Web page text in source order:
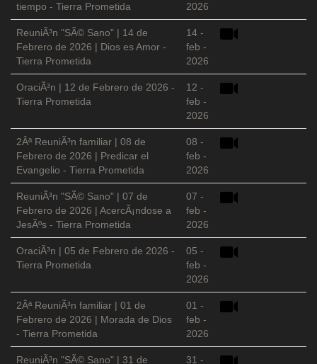
tiempo - Tierra Prometida
2026
ReuniÃ³n "SÃ© Sano" | 14 de
Febrero de 2026 | Dios es Amor -
Tierra Prometida
14 -
feb -
2026
OraciÃ³n | 12 de Febrero de 2026 -
Tierra Prometida
12 -
feb -
2026
2Âª ReuniÃ³n familiar | 08 de
Febrero de 2026 | Predicar el
Evangelio - Tierra Prometida
08 -
feb -
2026
ReuniÃ³n "SÃ© Sano" | 07 de
Febrero de 2026 | AcercÃ¡ndose a
JesÃºs - Tierra Prometida
07 -
feb -
2026
OraciÃ³n | 05 de Febrero de 2026 -
Tierra Prometida
05 -
feb -
2026
2Âª ReuniÃ³n familiar | 01 de
Febrero de 2026 | Morada de Dios
- Tierra Prometida
01 -
feb -
2026
ReuniÃ³n "SÃ© Sano" | 31 de
31 -